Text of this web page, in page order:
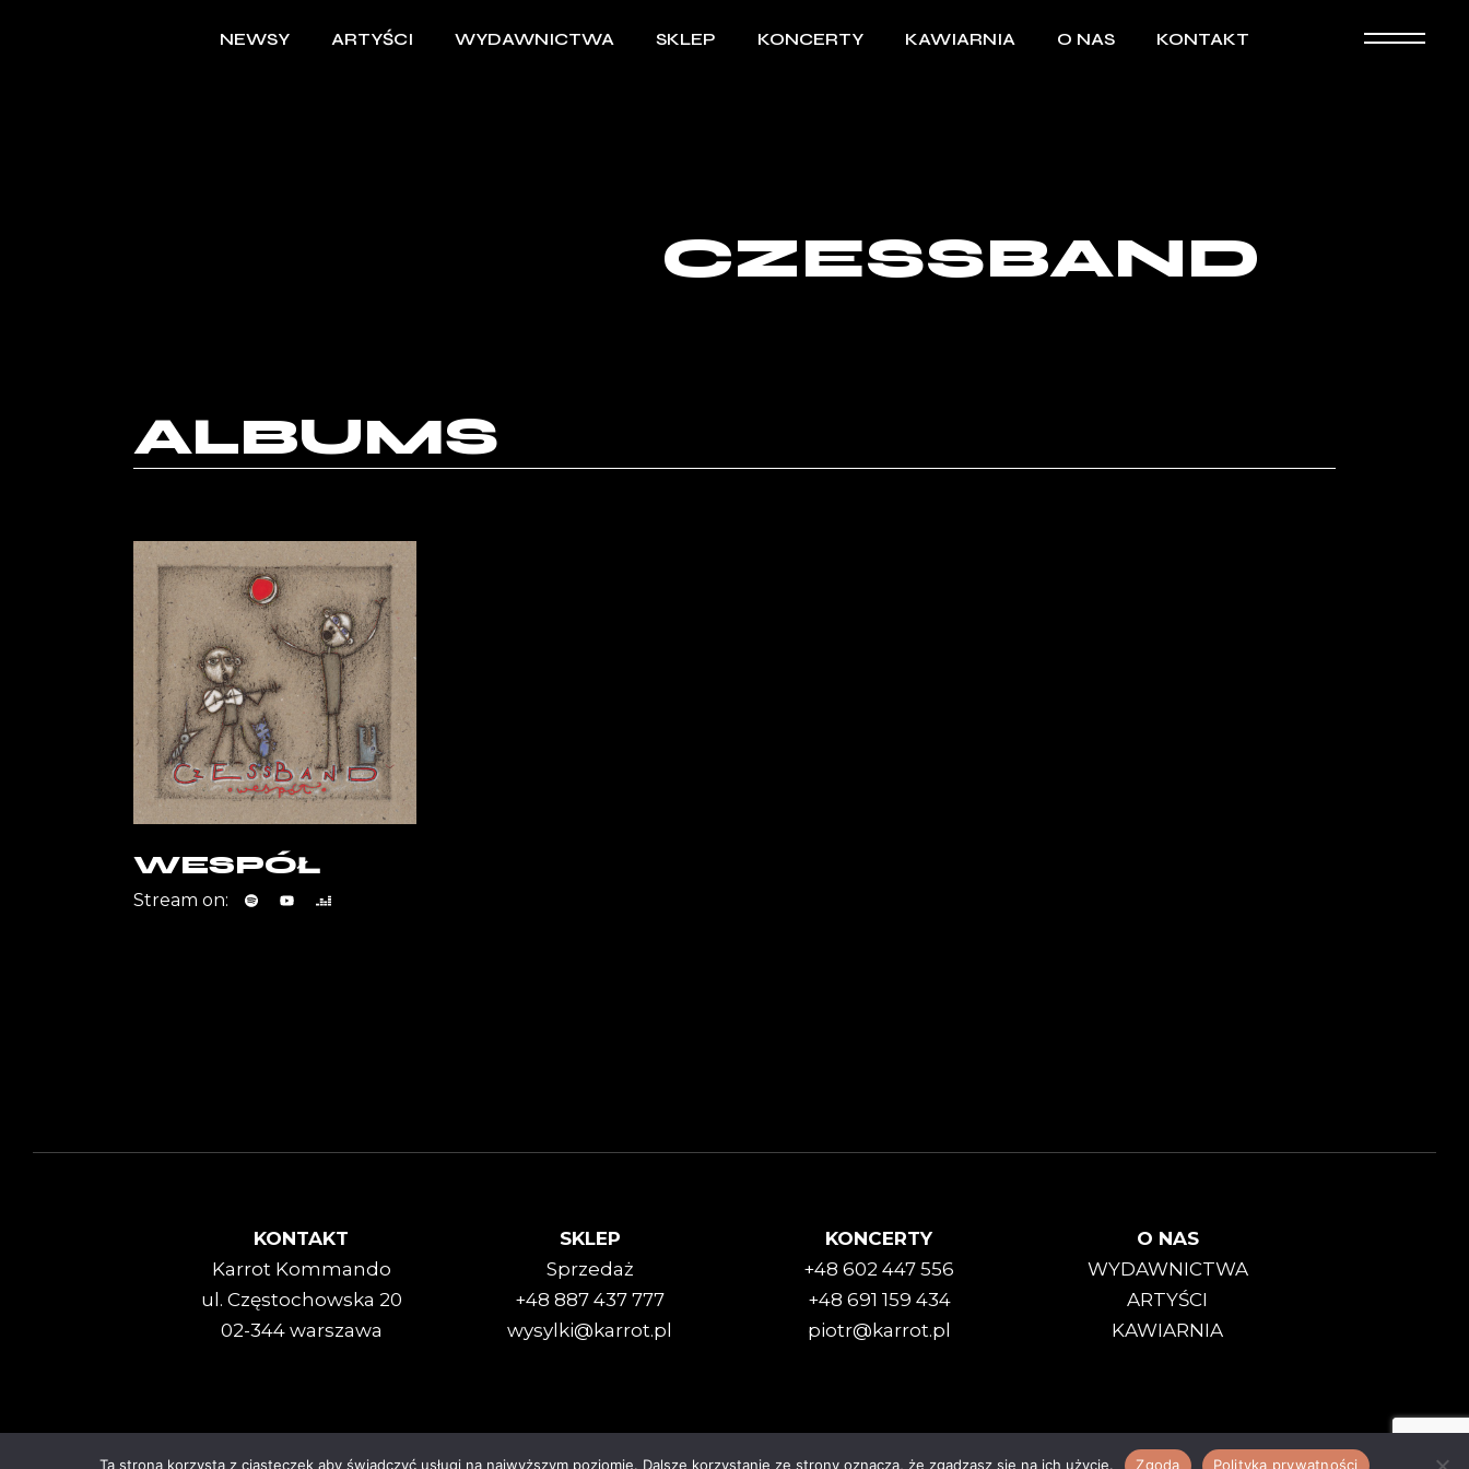
NEWSY ARTYŚCI WYDAWNICTWA SKLEP KONCERTY KAWIARNIA O NAS KONTAKT
CZESSBAND
ALBUMS
WESPÓŁ
Stream on:
KONTAKT
Karrot Kommando
ul. Częstochowska 20
02-344 warszawa
SKLEP
Sprzedaż
+48 887 437 777
wysylki@karrot.pl
KONCERTY
+48 602 447 556
+48 691 159 434
piotr@karrot.pl
O NAS
WYDAWNICTWA
ARTYŚCI
KAWIARNIA
Polityka Prywatności|Regulamin
Ta strona korzysta z ciasteczek aby świadczyć usługi na najwyższym poziomie. Dalsze korzystanie ze strony oznacza, że zgadzasz się na ich użycie.
Zgoda Polityka prywatności